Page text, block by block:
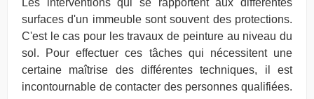
surfaces d'un immeuble sont souvent des protections.
C'est le cas pour les travaux de peinture au niveau du
sol. Pour effectuer ces tâches qui nécessitent une
certaine maîtrise des différentes techniques, il est
incontournable de contacter des personnes qualifiées.